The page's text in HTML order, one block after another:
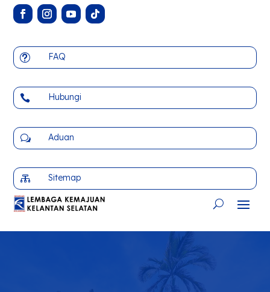
t FAQ
 Hubungi
w Aduan
 Sitemap